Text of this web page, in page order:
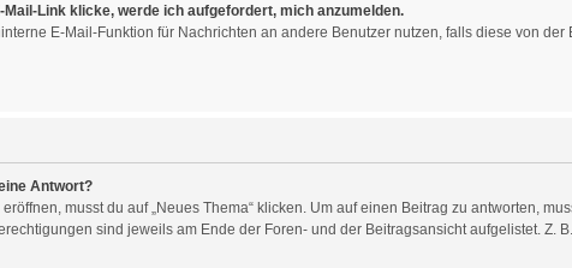
Link klicke, werde ich aufgefordert, mich anzumelden.
E-Mail-Funktion für Nachrichten an andere Benutzer nutzen, falls diese von
Antwort?
musst du auf „Neues Thema“ klicken. Um auf einen Beitrag zu antworten,
sind jeweils am Ende der Foren- und der Beitragsansicht aufgelistet. Z.